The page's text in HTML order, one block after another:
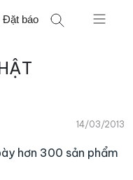
Đặt báo
14/03/2013
hơn 300 sản phẩm